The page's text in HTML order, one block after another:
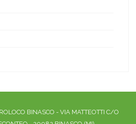
BINASCO - VIA MATTEOTTI C/O